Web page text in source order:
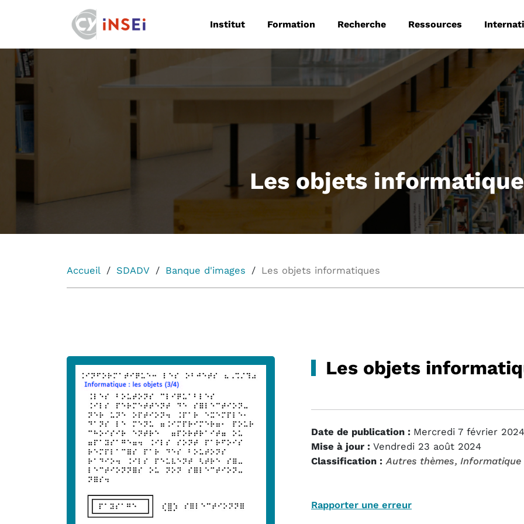
Institut Formation Recherche Ressources
Les objets
Accueil SDADV Banque d'images Les objets informatiques
Les objets
Date de publication : Mercredi 7 février 2024
Mise à jour : Vendredi 23 août 2024
Classification : Autres thèmes, Informatique
Rapporter une erreur